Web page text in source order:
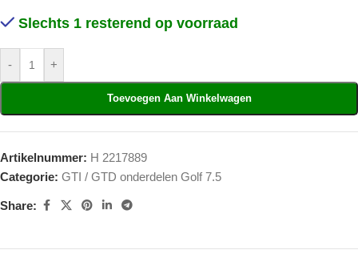
Slechts 1 resterend op voorraad
- +
Toevoegen Aan Winkelwagen
Artikelnummer: H 2217889
Categorie: GTI / GTD onderdelen Golf 7.5
Share: